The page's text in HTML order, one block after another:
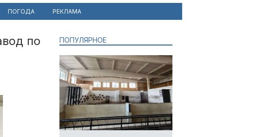
ПОГОДА РЕКЛАМА
по
ПОПУЛЯРНОЕ